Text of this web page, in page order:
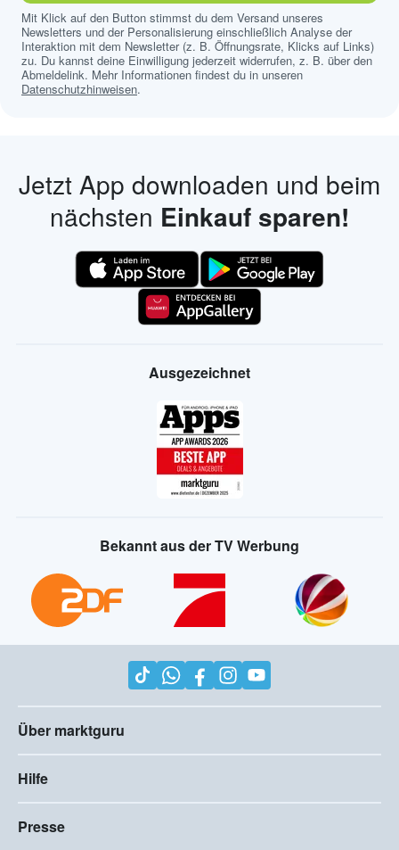
Mit Klick auf den Button stimmst du dem Versand unseres
Newsletters und der Personalisierung einschließlich Analyse der
Interaktion mit dem Newsletter (z. B. Öffnungsrate, Klicks auf Links)
zu. Du kannst deine Einwilligung jederzeit widerrufen, z. B. über den
Abmeldelink. Mehr Informationen findest du in unseren
Datenschutzhinweisen.
Jetzt App downloaden und beim
nächsten Einkauf sparen!
Ausgezeichnet
Bekannt aus der TV Werbung
Über marktguru
Hilfe
Presse